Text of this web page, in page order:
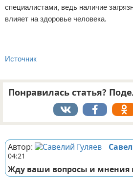
специалистами, ведь наличие
влияет на здоровье человека.
Источник
Понравилась статья?
Автор:
04:21
Жду ваши вопросы и мнения